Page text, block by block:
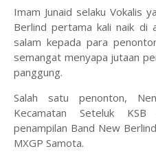
Imam Junaid selaku Vokalis
Berlind pertama kali naik di
salam kepada para
semangat menyapa jutaan
panggung.
Salah satu penonton,
Kecamatan Seteluk
penampilan Band New
MXGP Samota.